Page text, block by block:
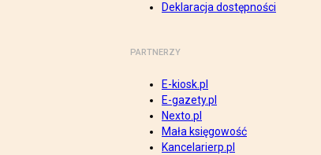
Deklaracja dostępności
PARTNERZY
E-kiosk.pl
E-gazety.pl
Nexto.pl
Mała księgowość
Kancelarierp.pl